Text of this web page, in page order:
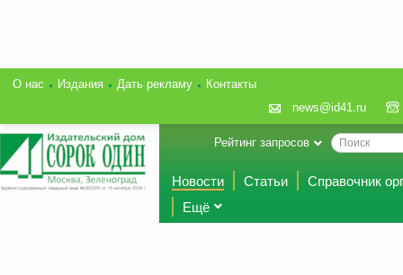
О нас Издания Дать рекламу
Контакты
news@id41.ru
Рейтинг запросов
Новости Статьи
Справочник
Ещё